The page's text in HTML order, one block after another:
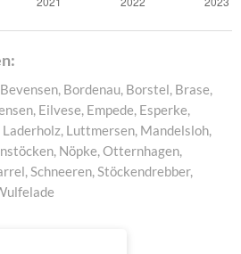
Bordenau, Borstel, Brase,
Eilvese, Empede, Esperke,
Luttmersen, Mandelsloh,
Nöpke, Otternhagen,
Schneeren, Stöckendrebber,